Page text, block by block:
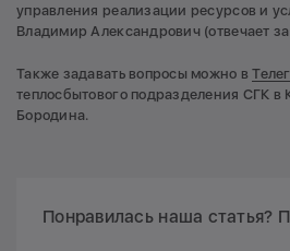
управления реализации ресурсов и
Владимир Александрович (отвечает
Также задавать вопросы можно в
теплосбытового подразделения СГК в
Бородина.
Понравилась наша статья?